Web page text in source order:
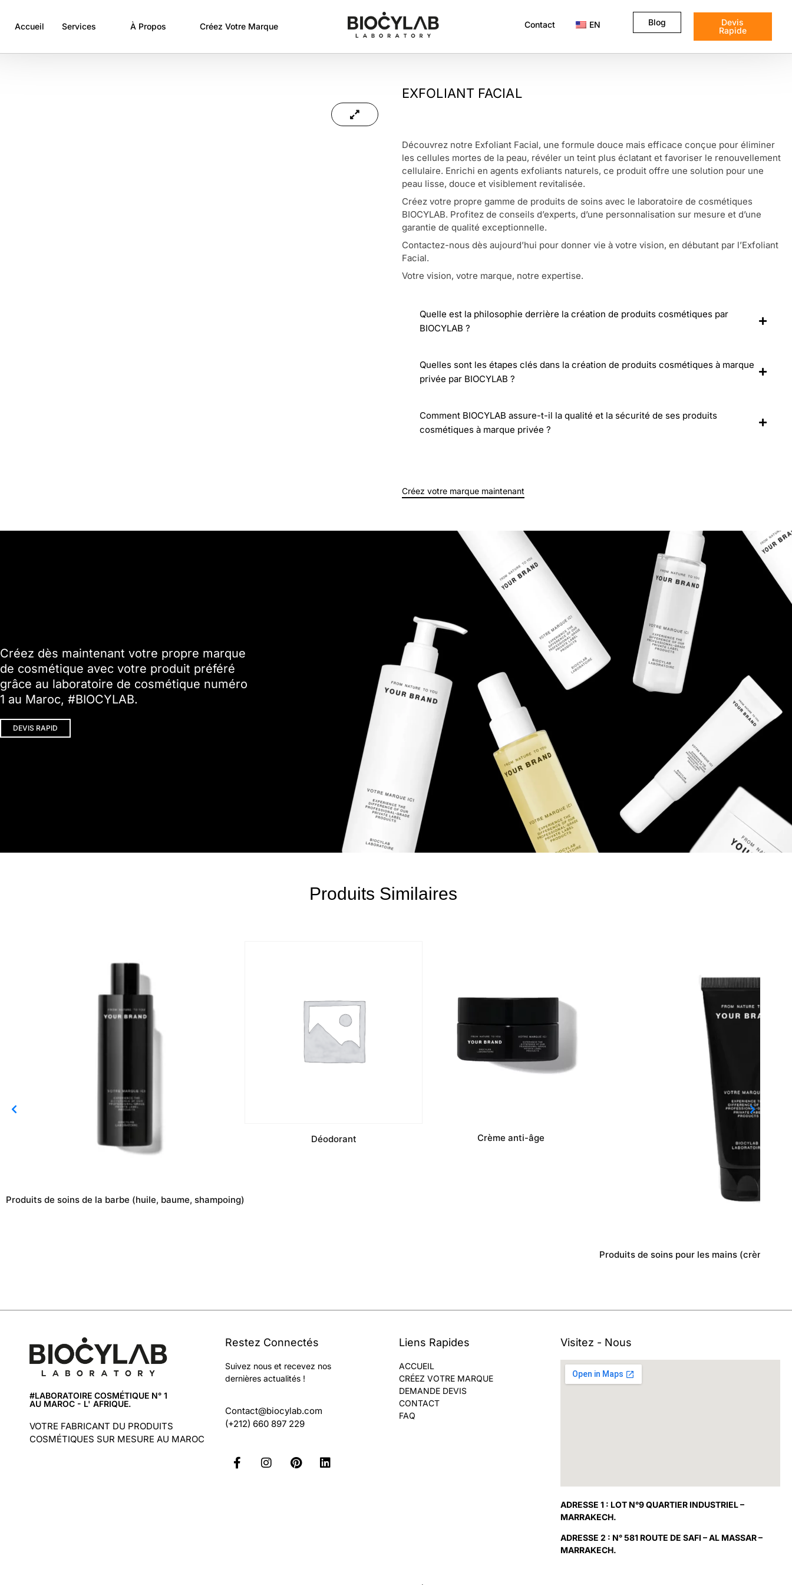
Accueil Services À Propos Créez Votre Marque Contact EN Blog
Devis
Rapide
EXFOLIANT FACIAL
Découvrez notre Exfoliant Facial, une formule douce mais efficace conçue pour éliminer
les cellules mortes de la peau, révéler un teint plus éclatant et favoriser le renouvellement
cellulaire. Enrichi en agents exfoliants naturels, ce produit offre une solution pour une
peau lisse, douce et visiblement revitalisée.
Créez votre propre gamme de produits de soins avec le laboratoire de cosmétiques
BIOCYLAB. Profitez de conseils d’experts, d’une personnalisation sur mesure et d’une
garantie de qualité exceptionnelle.
Contactez-nous dès aujourd’hui pour donner vie à votre vision, en débutant par l’Exfoliant
Facial.
Votre vision, votre marque, notre expertise.
Quelle est la philosophie derrière la création de produits cosmétiques par
BIOCYLAB ?
Quelles sont les étapes clés dans la création de produits cosmétiques à marque
privée par BIOCYLAB ?
Comment BIOCYLAB assure-t-il la qualité et la sécurité de ses produits
cosmétiques à marque privée ?
Créez votre marque maintenant
Créez dès maintenant votre propre marque
de cosmétique avec votre produit préféré
grâce au laboratoire de cosmétique numéro
1 au Maroc, #BIOCYLAB.
DEVIS RAPID
Produits Similaires
Produits de soins de la barbe (huile, baume, shampoing)
Déodorant Crème anti-âge
Produits de soins pour les mains (crème
#LABORATOIRE COSMÉTIQUE N° 1
AU MAROC - L' AFRIQUE.
VOTRE FABRICANT DU PRODUITS
COSMÉTIQUES SUR MESURE AU MAROC
Restez Connectés
Suivez nous et recevez nos
dernières actualités !
Contact@biocylab.com
(+212) 660 897 229
Liens Rapides
ACCUEIL
CRÉEZ VOTRE MARQUE
DEMANDE DEVIS
CONTACT
FAQ
Visitez - Nous
ADRESSE 1 : LOT N°9 QUARTIER INDUSTRIEL –
MARRAKECH.
ADRESSE 2 : N° 581 ROUTE DE SAFI – AL MASSAR –
MARRAKECH.